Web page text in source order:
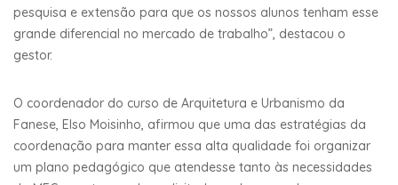
pesquisa e extensão para que os nossos alunos tenham esse
grande diferencial no mercado de trabalho”, destacou o
gestor.
O coordenador do curso de Arquitetura e Urbanismo da
Fanese, Elso Moisinho, afirmou que uma das estratégias da
coordenação para manter essa alta qualidade foi organizar
um plano pedagógico que atendesse tanto às necessidades